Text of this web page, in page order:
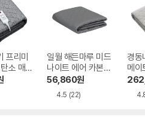
프리미
소 매
일월 해든마루 미드
나이트 에어 카본매
트
56,860원
4.5 (22)
경동
메이
트